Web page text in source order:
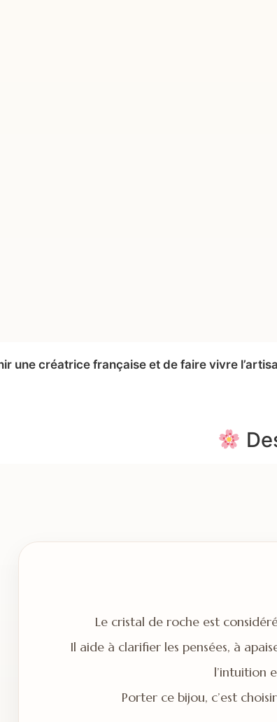
une créatrice française et de faire vivre
Le cristal de roche est
Il aide à clarifier les pensées, à
l’intuition
Porter ce bijou, c’est